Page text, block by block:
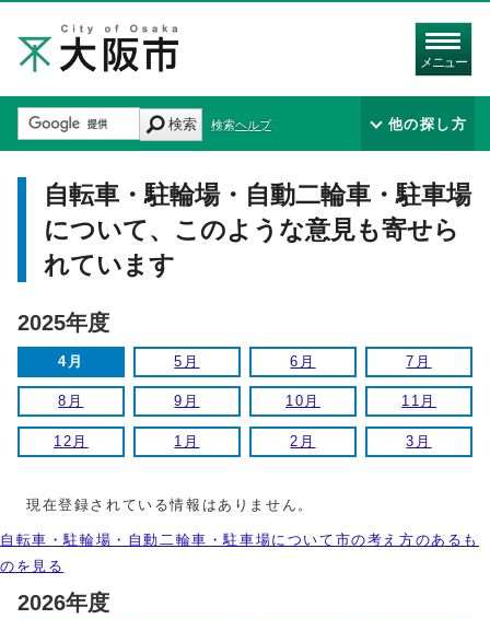
メニュー
検索 検索ヘルプ 他の探し方
自転車・駐輪場・自動二輪車・駐車場
について、このような意見も寄せら
れています
2025年度
4月 5月 6月 7月
8月 9月 10月 11月
12月 1月 2月 3月
現在登録されている情報はありません。
自転車・駐輪場・自動二輪車・駐車場について市の考え方のあるも
のを見る
2026年度